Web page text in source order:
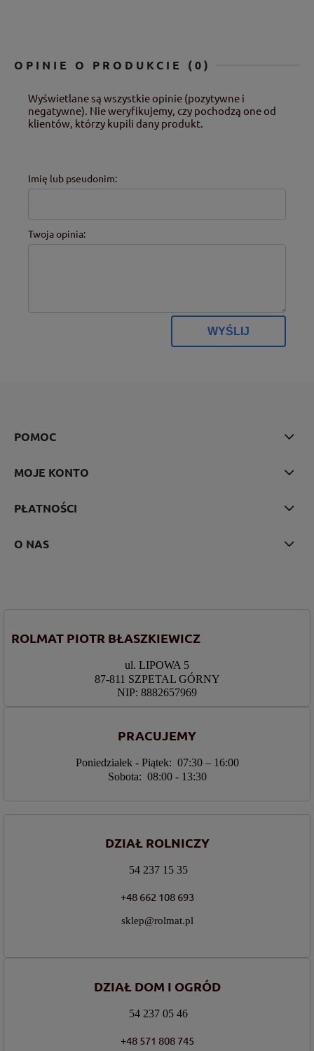
OPINIE O PRODUKCIE (0)
Wyświetlane są wszystkie opinie (pozytywne i
negatywne). Nie weryfikujemy, czy pochodzą one od
klientów, którzy kupili dany produkt.
Imię lub pseudonim:
Twoja opinia:
WYŚLIJ
POMOC
MOJE KONTO
PŁATNOŚCI
O NAS
ROLMAT PIOTR BŁASZKIEWICZ
ul. LIPOWA 5
87-811 SZPETAL GÓRNY
NIP: 8882657969
PRACUJEMY
Poniedziałek - Piątek: 07:30 – 16:00
Sobota: 08:00 - 13:30
DZIAŁ ROLNICZY
54 237 15 35
+48 662 108 693
sklep@rolmat.pl
DZIAŁ DOM I OGRÓD
54 237 05 46
+48 571 808 745